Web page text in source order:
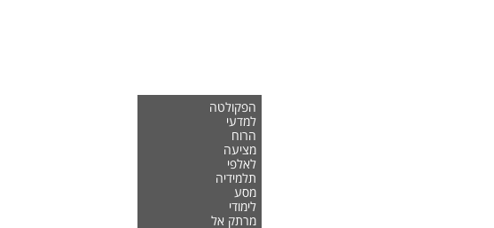
הפקולטה
למדעי
הרוח
מציעה
לאלפי
תלמידיה
מסע
לימודי
מרתק אל